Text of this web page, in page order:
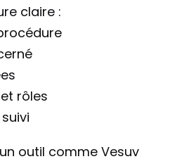
claire :
rôles
outil comme Vesuv